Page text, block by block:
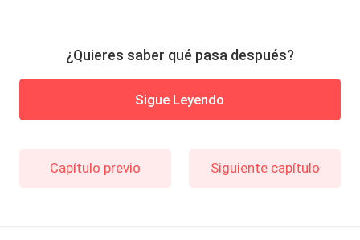
¿Quieres saber qué pasa después?
Sigue Leyendo
Capítulo previo Siguiente capítulo